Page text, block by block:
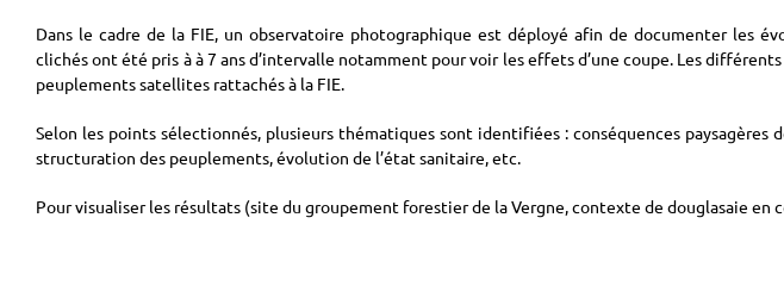
Dans le cadre de la FIE, un observatoire photographique est déployé afin de documenter les
clichés ont été pris à à 7 ans d’intervalle notamment pour voir les effets d’une coupe. Les
peuplements satellites rattachés à la FIE.
Selon les points sélectionnés, plusieurs thématiques sont identifiées : conséquences
structuration des peuplements, évolution de l’état sanitaire, etc.
Pour visualiser les résultats (site du groupement forestier de la Vergne, contexte de douglasaie en